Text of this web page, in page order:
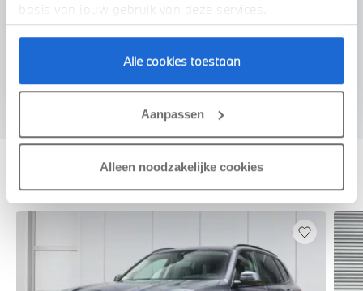
basis van jouw gebruik van deze services.
Alle cookies toestaan
Aanpassen
Alleen noodzakelijke cookies
Deze zijn vergelijkbaar